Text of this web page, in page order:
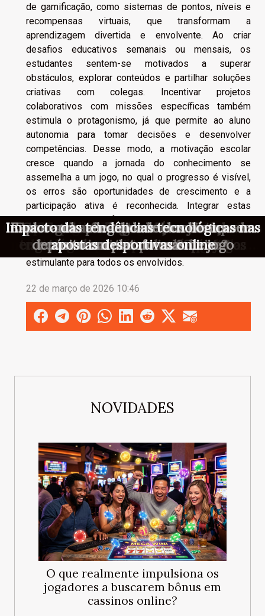
NOVIDADES
O que realmente impulsiona os
jogadores a buscarem bônus em
cassinos online?
de gamificação, como sistemas de pontos, níveis e
recompensas virtuais, que transformam a
aprendizagem divertida e envolvente. Ao criar
desafios educativos semanais ou mensais, os
estudantes sentem-se motivados a superar
obstáculos, explorar conteúdos e partilhar soluções
criativas com colegas. Incentivar projetos
colaborativos com missões específicas também
estimula o protagonismo, já que permite ao aluno
autonomia para tomar decisões e desenvolver
competências. Desse modo, a motivação escolar
cresce quando a jornada do conhecimento se
assemelha a um jogo, no qual o progresso é visível,
os erros são oportunidades de crescimento e a
participação ativa é reconhecida. Integrar estas
práticas nas plataformas digitais contribui para
ambientes mais dinâmicos e eficazes, tornando o
processo educativo uma experiência enriquecedora e
estimulante para todos os envolvidos.
22 de março de 2026 10:46
Como a inteligência artificial está
mudando o atendimento no suporte de
cassinos online
O que muda quando um blog de jogos
decide apostar em inovação?
Como as táticas de gerenciamento de
risco redefinem a sorte nos cassinos
online
Como os jogos de azar online influenciam
as redes sociais?
Explorando a mecânica inovadora de
slots temáticos de aventura gelada
Benefícios de usar ferramentas
tecnológicas em apostas desportivas
Explorando novas formas de
engajamento online através de jogos
Como a tecnologia está moldando o
futuro das apostas em eSports?
Como garantir segurança e justiça em
cassinos online?
Como um aplicativo de torneiras pode
economizar tempo e dinheiro?
Explorando a legalidade dos bónus sem
depósito em plataformas de jogo
Impacto das tendências tecnológicas nas
apostas desportivas online